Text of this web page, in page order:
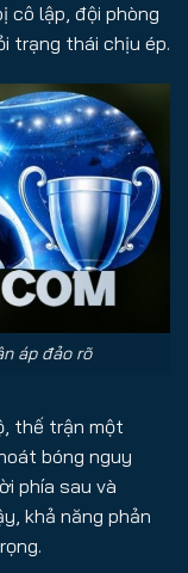
cô lập, đội phòng
trạng thái chịu ép.
áp đảo rõ
thế trận một
bóng nguy
phía sau và
khả năng phản